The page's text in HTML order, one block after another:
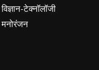
विज्ञान-टेक्नॉलॉजी
मनोरंजन